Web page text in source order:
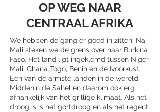
OP WEG NAAR
CENTRAAL AFRIKA
We hebben de gang er goed in zitten. Na
Mali steken we de grens over naar Burkina
Faso. Het land ligt ingeklemd tussen Niger,
Mali, Ghana Togo, Benin en de Ivoorkust.
Een van de armste landen in de wereld.
Middenin de Sahel en daarom ook erg
afhankelijk van het grillige klimaat. Als het
droog is is het gortdroog en als het regent